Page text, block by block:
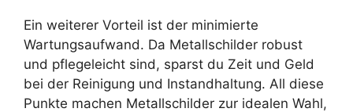
Ein weiterer Vorteil ist der minimierte
Wartungsaufwand. Da Metallschilder robust
und pflegeleicht sind, sparst du Zeit und Geld
bei der Reinigung und Instandhaltung. All diese
Punkte machen Metallschilder zur idealen Wahl,